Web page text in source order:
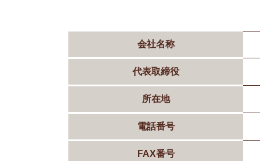
会社名称
代表取締役
所在地
電話番号
FAX番号